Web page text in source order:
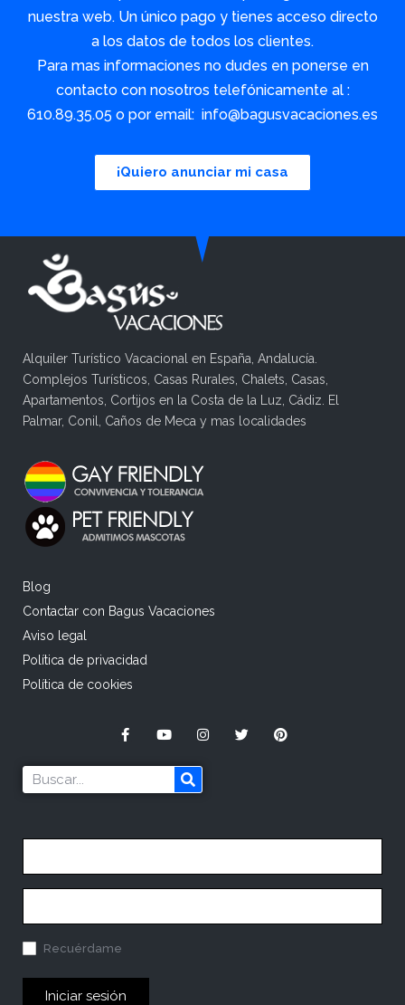
nuestra web. Un único pago y tienes acceso directo
a los datos de todos los clientes.
Para mas informaciones no dudes en ponerse en
contacto con nosotros telefónicamente al :
610.89.35.05 o por email: info@bagusvacaciones.es
¡Quiero anunciar mi casa
Alquiler Turístico Vacacional en España, Andalucía.
Complejos Turísticos, Casas Rurales, Chalets, Casas,
Apartamentos, Cortijos en la Costa de la Luz, Cádiz. El
Palmar, Conil, Caños de Meca y mas localidades
Blog
Contactar con Bagus Vacaciones
Aviso legal
Política de privacidad
Política de cookies
Recuérdame
Iniciar sesión